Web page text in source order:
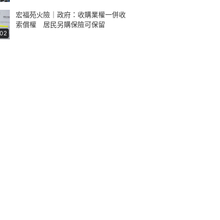
宏福苑火險｜政府：收購業權一併收
索償權 居民另購保險可保留